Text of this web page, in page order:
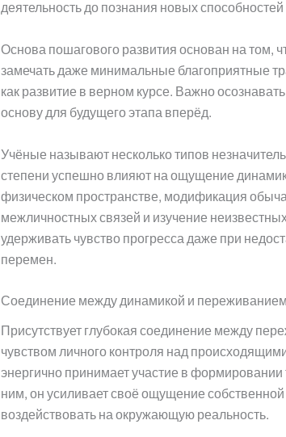
деятельность до познания новых
Основа пошагового развития основан на том,
замечать даже минимальные благоприятные
как развитие в верном курсе. Важно
основу для будущего этапа вперёд.
Учёные называют несколько типов
степени успешно влияют на ощущение
физическом пространстве, модификация
межличностных связей и изучение
удерживать чувство прогресса даже при
перемен.
Соединение между динамикой и
Присутствует глубокая соединение между
чувством личного контроля над
энергично принимает участие в
ним, он усиливает своё ощущение собственной
воздействовать на окружающую реальность.